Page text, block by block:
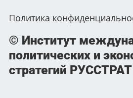
Политика
© Институт
политических и
стратегий РУССТРАТ